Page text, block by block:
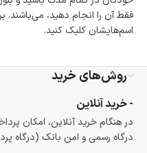
فقط آن را انجام دهید، می‌باشند.
اسم‌هایشان کلیک کنید.
روش‌های خرید
- خرید آنلاین
در هنگام خرید آنلاین، امکان
درگاه رسمی و امن بانک (درگاه